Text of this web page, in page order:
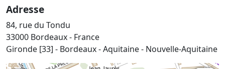
Adresse
84, rue du Tondu
33000 Bordeaux - France
Gironde [33] - Bordeaux - Aquitaine - Nouvelle-Aquitaine